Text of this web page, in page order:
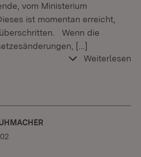
vom Ministerium
ist momentan erreicht,
Wenn die
[…]
Weiterlesen